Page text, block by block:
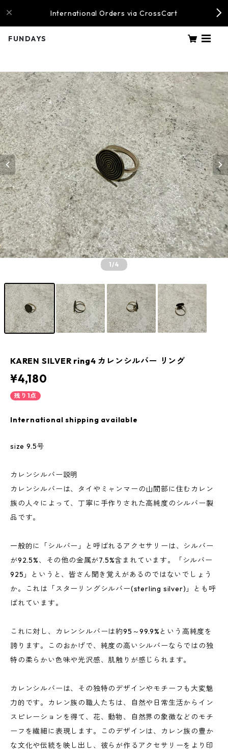
International Orders via CrossCart
FUNDAYS
1/4
KAREN SILVER ring4 カレンシルバー リング
¥4,180
残り1点
International shipping available
size 9.5号
カレンシルバー説明
カレンシルバーは、タイやミャンマーの山間部に住むカレン
族の人々によって、丁寧に手作りされた高純度のシルバー製
品です。
一般的に「シルバー」と呼ばれるアクセサリーは、シルバー
が92.5%、その他の金属が7.5%含まれています。「シルバー
925」というと、皆さん聞き覚えがあるのではないでしょう
か。これは「スターリングシルバー(sterling silver)」とも呼
ばれています。
これに対し、カレンシルバーは約95～99.9%という高純度を
誇ります。このおかげで、純度の高いシルバーならではの独
特の柔らかい色味や光沢感、肌触りが感じられます。
カレンシルバーは、その独特のデザインやモチーフも大変魅
力的です。カレン族の職人たちは、自然や日常生活からイン
スピレーションを得て、花、動物、自然界の象徴などのモチ
ーフを繊細に表現します。このデザインは、カレン族の豊か
な文化や伝統を映し出し、彼らが作るアクセサリーをより印